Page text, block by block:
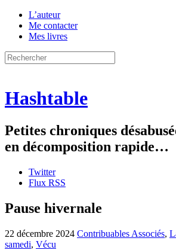
L’auteur
Me contacter
Mes livres
Hashtable
Petites chroniques
en décomposition rapide…
Twitter
Flux RSS
Pause hivernale
22 décembre 2024 Contribuables Associés,
samedi, Vécu